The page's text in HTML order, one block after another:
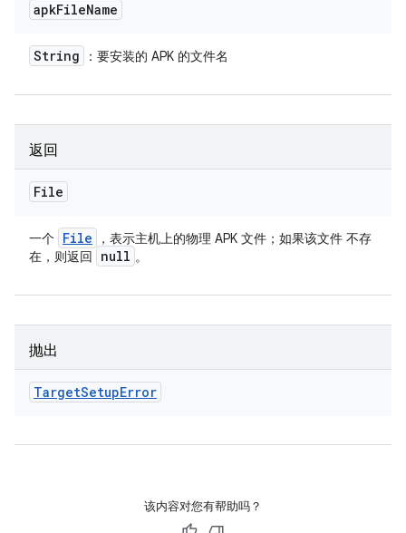
apkFileName
String ：要安装的 APK 的文件名
返回
File
一个 File
，表示主机上的物理 APK 文件；如果该文件 不存
在，则返回
null 。
抛出
TargetSetupError
该内容对您有帮助吗？